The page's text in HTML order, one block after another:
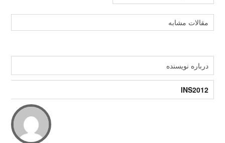
مقالات مشابه
درباره نویسنده
INS2012